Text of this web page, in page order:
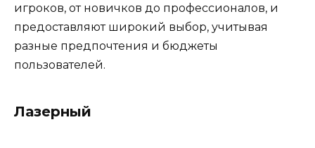
игроков, от новичков до профессионалов, и
предоставляют широкий выбор, учитывая
разные предпочтения и бюджеты
пользователей.
Лазерный